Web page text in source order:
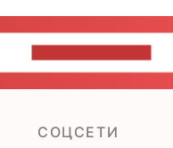
CОЦСЕТИ